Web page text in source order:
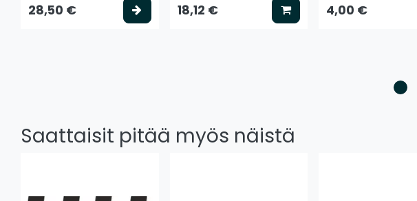
28,50 € Valitse vaihtoehto
18,12 € Lisää koriin
4,00 €
Saattaisit pitää myös näistä